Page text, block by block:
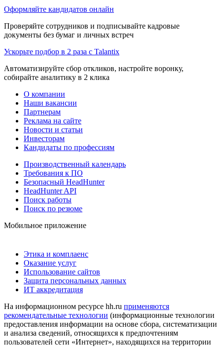
Оформляйте кандидатов онлайн
Проверяйте сотрудников и подписывайте кадровые
документы без бумаг и личных встреч
Ускорьте подбор в 2 раза с Talantix
Автоматизируйте сбор откликов, настройте воронку,
собирайте аналитику в 2 клика
О компании
Наши вакансии
Партнерам
Реклама на сайте
Новости и статьи
Инвесторам
Кандидаты по профессиям
Производственный календарь
Требования к ПО
Безопасный HeadHunter
HeadHunter API
Поиск работы
Поиск по резюме
Мобильное приложение
Этика и комплаенс
Оказание услуг
Использование сайтов
Защита персональных данных
ИТ аккредитация
На информационном ресурсе hh.ru применяются
рекомендательные технологии (информационные технологии
предоставления информации на основе сбора, систематизации
и анализа сведений, относящихся к предпочтениям
пользователей сети «Интернет», находящихся на территории